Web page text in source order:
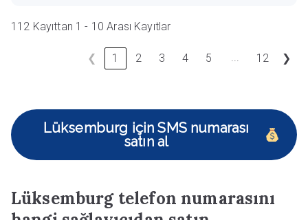
112 Kayıttan 1 - 10 Arası Kayıtlar
❮ 1 2 3 4 5 ... 12 ❯
Lüksemburg için SMS numarası
satın al
Lüksemburg telefon numarasını